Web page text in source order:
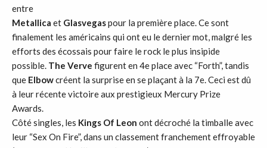
entre
Metallica et Glasvegaspour la première place. Ce sont
finalement les américains qui ont eu le dernier mot, malgré les
efforts des écossais pour faire le rock le plus insipide
possible. The Verve figurent en 4e place avec “Forth”, tandis
que Elbowcréent la surprise en se plaçant à la 7e. Ceci est dû
à leur récente victoire aux prestigieux Mercury Prize
Awards.
Côté singles, les Kings Of Leon ont décroché la timballe avec
leur “Sex On Fire”, dans un classement franchement effroyable